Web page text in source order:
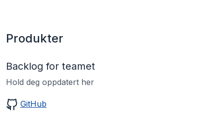
Produkter
Backlog for teamet
Hold deg oppdatert her
GitHub